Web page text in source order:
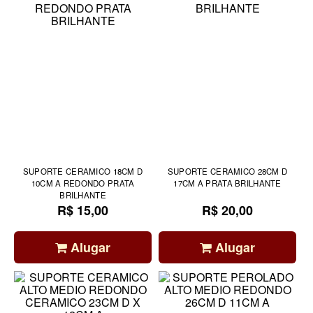
SUPORTE CERAMICO 18CM D
10CM A REDONDO PRATA
BRILHANTE
R$ 15,00
Alugar
SUPORTE CERAMICO 28CM D
17CM A PRATA BRILHANTE
R$ 20,00
Alugar